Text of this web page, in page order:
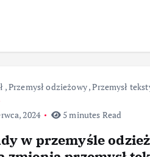
,Przemysł odzieżowy,Przemysł
2024
5 minutes Read
w przemyśle